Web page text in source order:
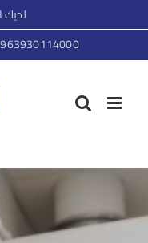
لديك
00963930114000